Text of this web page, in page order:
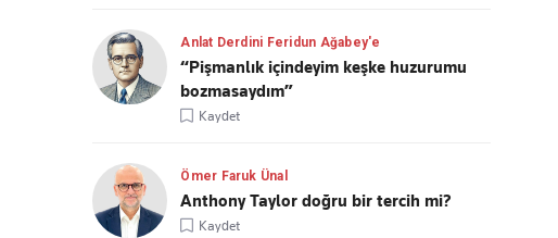
Anlat Derdini Feridun Ağabey'e
“Pişmanlık içindeyim keşke huzurumu
bozmasaydım”
Kaydet
Ömer Faruk Ünal
Anthony Taylor doğru bir tercih mi?
Kaydet